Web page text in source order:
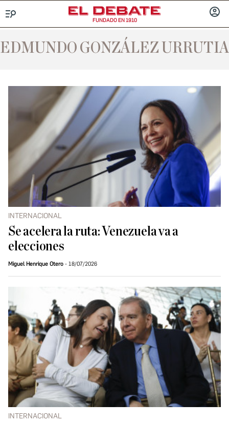
FUNDADO EN 1910
EDMUNDO GONZÁLEZ URRUTIA
INTERNACIONAL
Se acelera la ruta: Venezuela va a
elecciones
Miguel Henrique Otero 18/07/2026
INTERNACIONAL